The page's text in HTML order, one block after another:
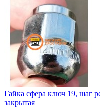
Гайка сфера ключ 19, шаг
закрытая